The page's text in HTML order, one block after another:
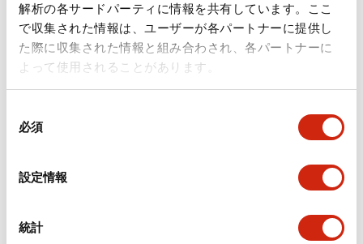
解析の各サードパーティに情報を共有しています。ここ
で収集された情報は、ユーザーが各パートナーに提供し
た際に収集された情報と組み合わされ、各パートナーに
よって使用されることがあります。
必須
設定情報
統計
仕様 すべて展開
形状仕様
機械的仕様